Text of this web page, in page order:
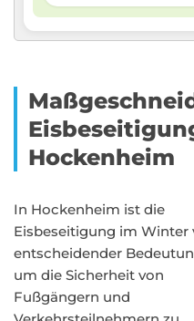
Hockenheim
In Hockenheim ist die
Eisbeseitigung im Winter
entscheidender
um die Sicherheit von
Fußgängern und